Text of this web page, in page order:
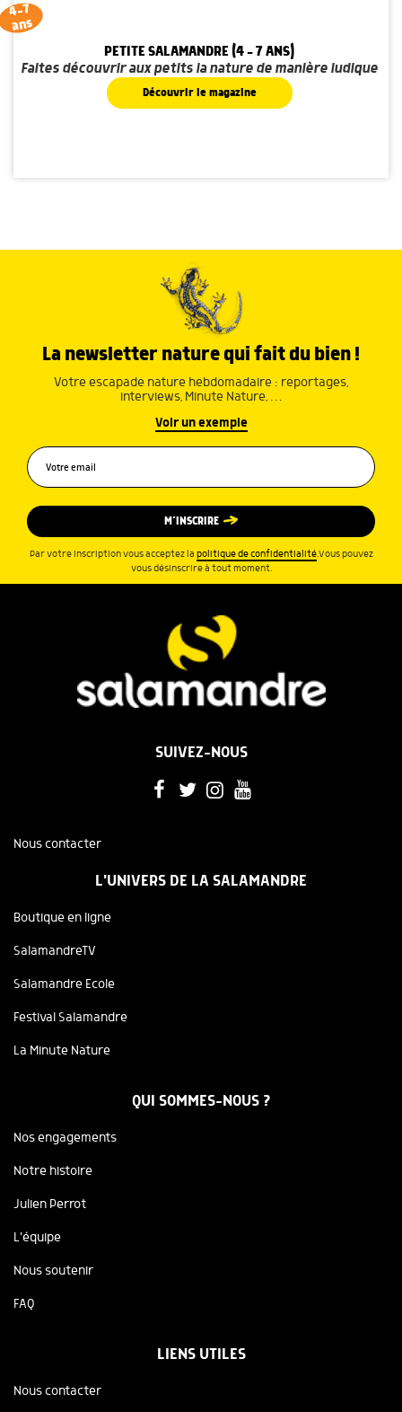
4-7
ans
PETITE SALAMANDRE (4 - 7 ANS)
Faites découvrir aux petits la nature de manière ludique
Découvrir le magazine
La newsletter nature qui fait du bien !
Votre escapade nature hebdomadaire : reportages,
interviews, Minute Nature, …
Voir un exemple
M’INSCRIRE
Par votre inscription vous acceptez la politique de confidentialité.Vous pouvez
vous désinscrire à tout moment.
SUIVEZ-NOUS
Nous contacter
L'UNIVERS DE LA SALAMANDRE
Boutique en ligne
SalamandreTV
Salamandre Ecole
Festival Salamandre
La Minute Nature
QUI SOMMES-NOUS ?
Nos engagements
Notre histoire
Julien Perrot
L'équipe
Nous soutenir
FAQ
LIENS UTILES
Nous contacter